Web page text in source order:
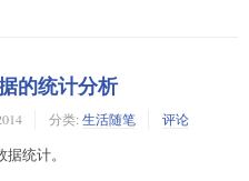
的统计分析
分类: 生活随笔 评论
统计。